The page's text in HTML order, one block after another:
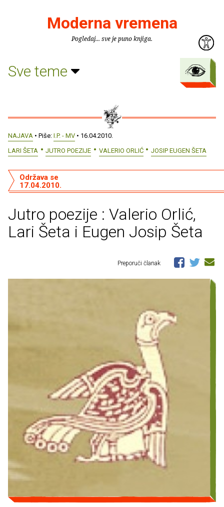
Moderna vremena
Pogledaj... sve je puno knjiga.
Sve teme
NAJAVA • Piše: I.P. - MV • 16.04.2010.
LARI ŠETA
JUTRO POEZIJE VALERIO ORLIĆ JOSIP EUGEN ŠETA
Jutro poezije : Valerio Orlić,
Lari Šeta i Eugen Josip Šeta
Održava se
17.04.2010.
Preporuči članak